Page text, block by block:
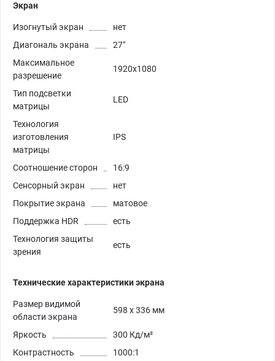
Экран
Изогнутый экран
нет
Диагональ экрана
27"
Максимальное
разрешение
1920x1080
Тип подсветки
матрицы
LED
Технология
изготовления
матрицы
IPS
Соотношение сторон
16:9
Сенсорный экран
нет
Покрытие экрана
матовое
Поддержка HDR
есть
Технология защиты
зрения
есть
Технические характеристики экрана
Размер видимой
области экрана
598 x 336 мм
Яркость
300 Кд/м²
Контрастность
1000:1